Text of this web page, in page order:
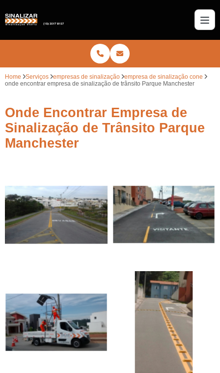
Home Serviços empresas de sinalização
empresa de sinalização cone
onde encontrar empresa de sinalização de trânsito Parque Manchester
Onde Encontrar Empresa de
Sinalização de Trânsito Parque
Manchester